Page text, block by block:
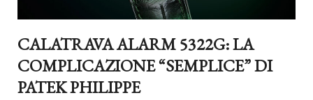
CALATRAVA ALARM 5322G: LA
COMPLICAZIONE “SEMPLICE” DI
PATEK PHILIPPE